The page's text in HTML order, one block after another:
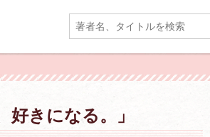
好きになる。」